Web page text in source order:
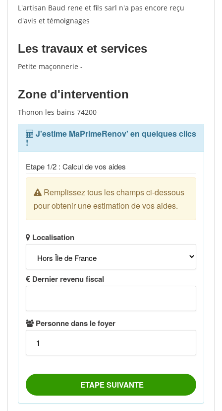
L'artisan Baud rene et fils sarl n'a pas encore reçu
d'avis et témoignages
Les travaux et services
Petite maçonnerie -
Zone d'intervention
Thonon les bains 74200